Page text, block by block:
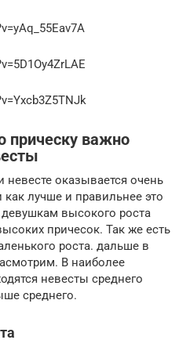
прическу важно
оказывается очень
лучше и правильнее это
высокого роста
причесок. Так же есть
роста. дальше в
В наиболее
невесты среднего
среднего.